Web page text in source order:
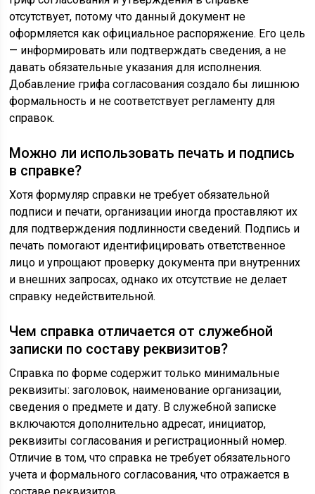
отсутствует, потому что данный документ не
оформляется как официальное распоряжение. Его цель
— информировать или подтверждать сведения, а не
давать обязательные указания для исполнения.
Добавление грифа согласования создало бы лишнюю
формальность и не соответствует регламенту для
справок.
Можно ли использовать печать и подпись
в справке?
Хотя формуляр справки не требует обязательной
подписи и печати, организации иногда проставляют их
для подтверждения подлинности сведений. Подпись и
печать помогают идентифицировать ответственное
лицо и упрощают проверку документа при внутренних
и внешних запросах, однако их отсутствие не делает
справку недействительной.
Чем справка отличается от служебной
записки по составу реквизитов?
Справка по форме содержит только минимальные
реквизиты: заголовок, наименование организации,
сведения о предмете и дату. В служебной записке
включаются дополнительно адресат, инициатор,
реквизиты согласования и регистрационный номер.
Отличие в том, что справка не требует обязательного
учета и формального согласования, что отражается в